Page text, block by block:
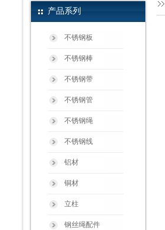
产品系列
不锈钢板
不锈钢棒
不锈钢带
不锈钢管
不锈钢绳
不锈钢线
铝材
铜材
立柱
钢丝绳配件